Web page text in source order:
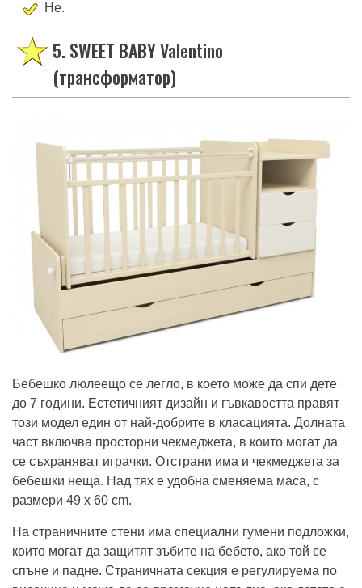
Не.
5. SWEET BABY Valentino
(трансформатор)
Бебешко люлеещо се легло, в което може да спи дете
до 7 години. Естетичният дизайн и гъвкавостта правят
този модел един от най-добрите в класацията. Долната
част включва просторни чекмеджета, в които могат да
се съхраняват играчки. Отстрани има и чекмеджета за
бебешки неща. Над тях е удобна сменяема маса, с
размери 49 x 60 cm.
На страничните стени има специални гумени подложки,
които могат да защитят зъбите на бебето, ако той се
спъне и падне. Страничната секция е регулируема по